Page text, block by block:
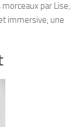
par Lise,
immersive, une